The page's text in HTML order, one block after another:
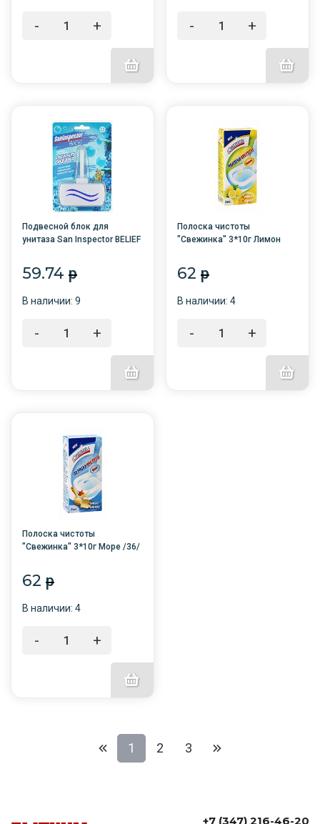
- + - +
Подвесной блок для
унитаза San Inspector BELIEF
Свежесть океана (50гр)
59.74 p
В наличии: 9
- +
Полоска чистоты
"Свежинка" 3*10г Лимон
62p
В наличии: 4
- +
Полоска чистоты
"Свежинка" 3*10г Море /36/
62 p
В наличии: 4
- +
1 2 3
+7 (347) 216-46-20